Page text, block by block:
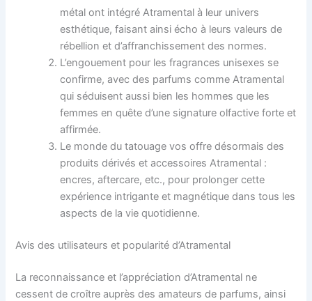
métal ont intégré Atramental à leur univers
esthétique, faisant ainsi écho à leurs valeurs de
rébellion et d’affranchissement des normes.
L’engouement pour les fragrances unisexes se
confirme, avec des parfums comme Atramental
qui séduisent aussi bien les hommes que les
femmes en quête d’une signature olfactive forte et
affirmée.
Le monde du tatouage vos offre désormais des
produits dérivés et accessoires Atramental :
encres, aftercare, etc., pour prolonger cette
expérience intrigante et magnétique dans tous les
aspects de la vie quotidienne.
Avis des utilisateurs et popularité d’Atramental
La reconnaissance et l’appréciation d’Atramental ne
cessent de croître auprès des amateurs de parfums, ainsi